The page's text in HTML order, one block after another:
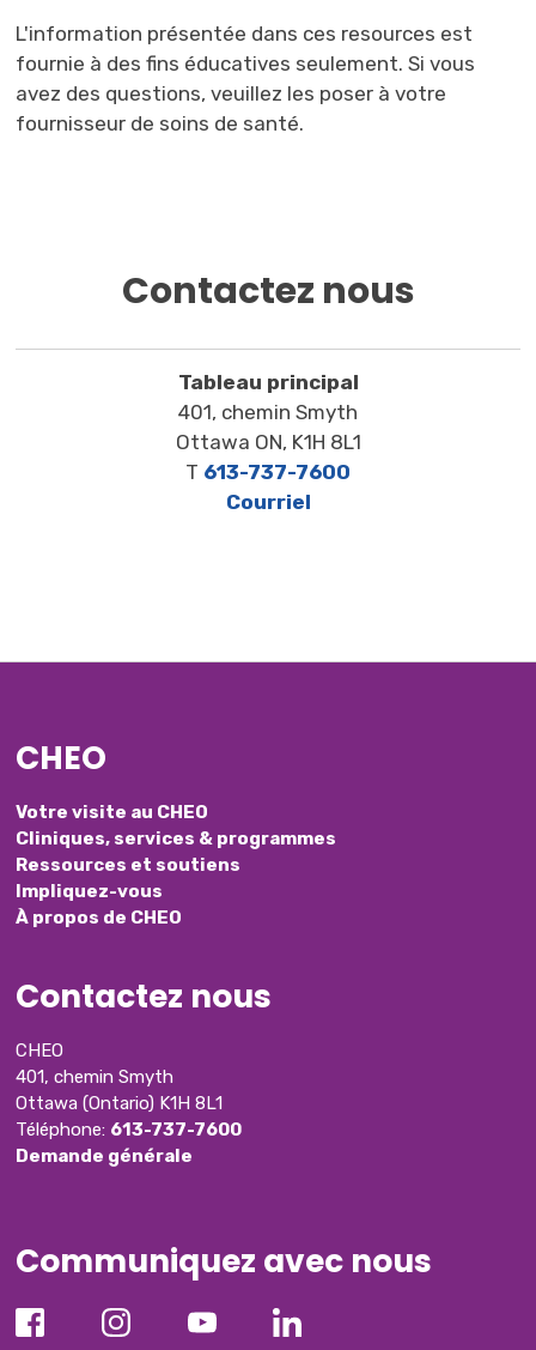
L'information présentée dans ces resources est
fournie à des fins éducatives seulement. Si vous
avez des questions, veuillez les poser à votre
fournisseur de soins de santé.
Contactez nous
Tableau principal
401, chemin Smyth
Ottawa ON, K1H 8L1
T 613-737-7600
Courriel
CHEO
Votre visite au CHEO
Cliniques, services & programmes
Ressources et soutiens
Impliquez-vous
À propos de CHEO
Contactez nous
CHEO
401, chemin Smyth
Ottawa (Ontario) K1H 8L1
Téléphone: 613-737-7600
Demande générale
Communiquez avec nous